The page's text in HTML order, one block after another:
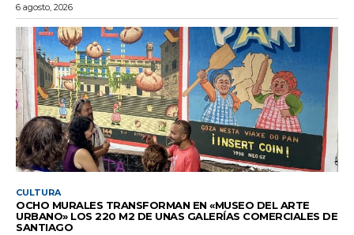
6 agosto, 2026
CULTURA
OCHO MURALES TRANSFORMAN EN «MUSEO DEL ARTE
URBANO» LOS 220 M2 DE UNAS GALERÍAS COMERCIALES DE
SANTIAGO